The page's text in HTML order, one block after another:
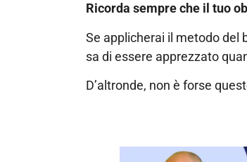
Ricorda sempre che il tuo
Se applicherai il metodo del
sa di essere apprezzato
D’altronde, non è forse